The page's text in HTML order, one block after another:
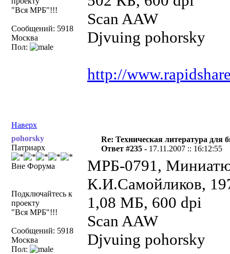
"Вся МРБ"!!!
Сообщений: 5918
Москва
Пол:
Scan AAW
Djvuing pohorsky
http://
Наверх
pohorsky
Патриарх
Вне Форума
Подключайтесь к
проекту
"Вся МРБ"!!!
Сообщений: 5918
Москва
Пол:
Re: Техническая литература для
Ответ #235 - 17.11.2007 :: 16:12:55
МРБ-0791,
К.И.Самойликов,
1,08 МБ, 600 dpi
Scan AAW
Djvuing pohorsky